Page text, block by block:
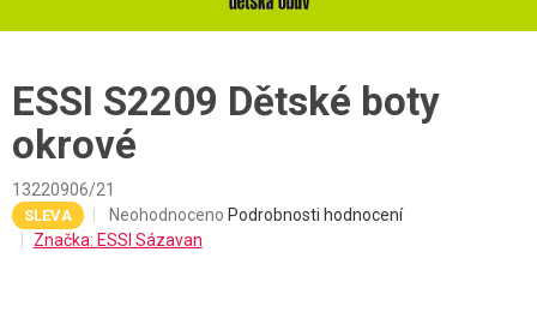
ESSI S2209 Dětské boty
okrové
13220906/21
SLEVA
Průměrné
hodnocení
Neohodnoceno Podrobnosti hodnocení
Značka: ESSI Sázavan